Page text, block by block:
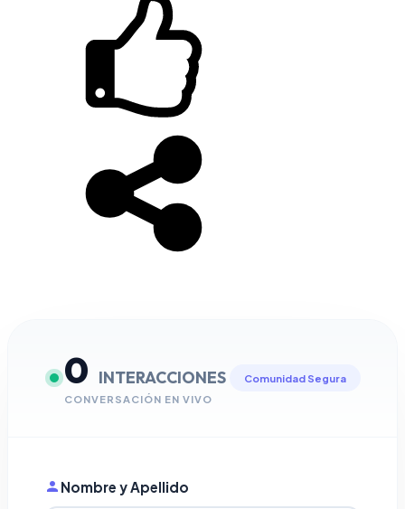
0 INTERACCIONES
CONVERSACIÓN EN VIVO
Comunidad Segura
Nombre y Apellido